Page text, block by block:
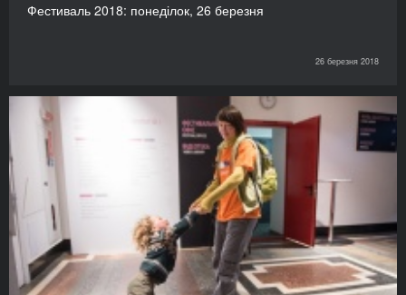
Фестиваль 2018: понеділок, 26 березня
26 березня 2018